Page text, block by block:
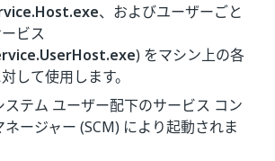
、およびユーザーごと
ビス
) をマシン上の各
して使用します。
ステム ユーザー配下のサービス コン
ネージャー (SCM) により起動されま